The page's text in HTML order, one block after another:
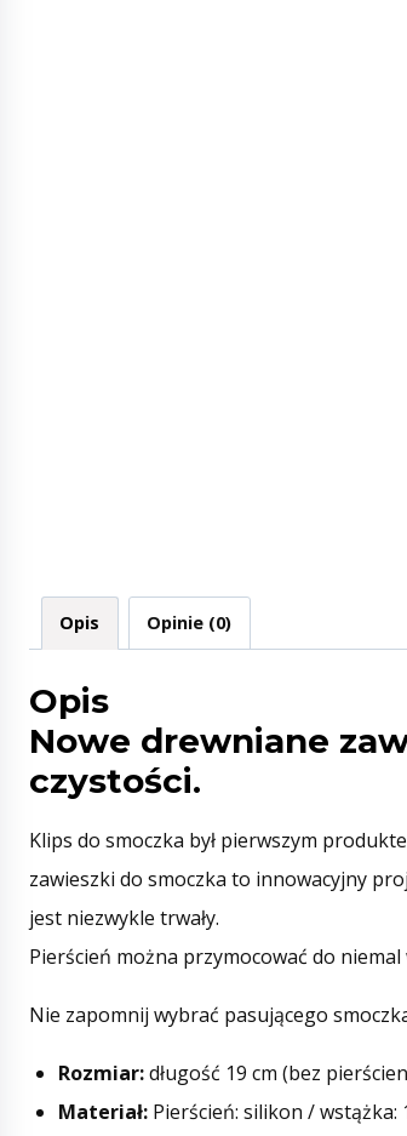
Opis Opinie (0)
Opis
Nowe drewniane
czystości.
Klips do smoczka był pierwszym
zawieszki do smoczka to innowacyjny
jest niezwykle trwały.
Pierścień można przymocować do
Nie zapomnij wybrać pasującego
Rozmiar:długość 19 cm (bez
Materiał: Pierścień: silikon /